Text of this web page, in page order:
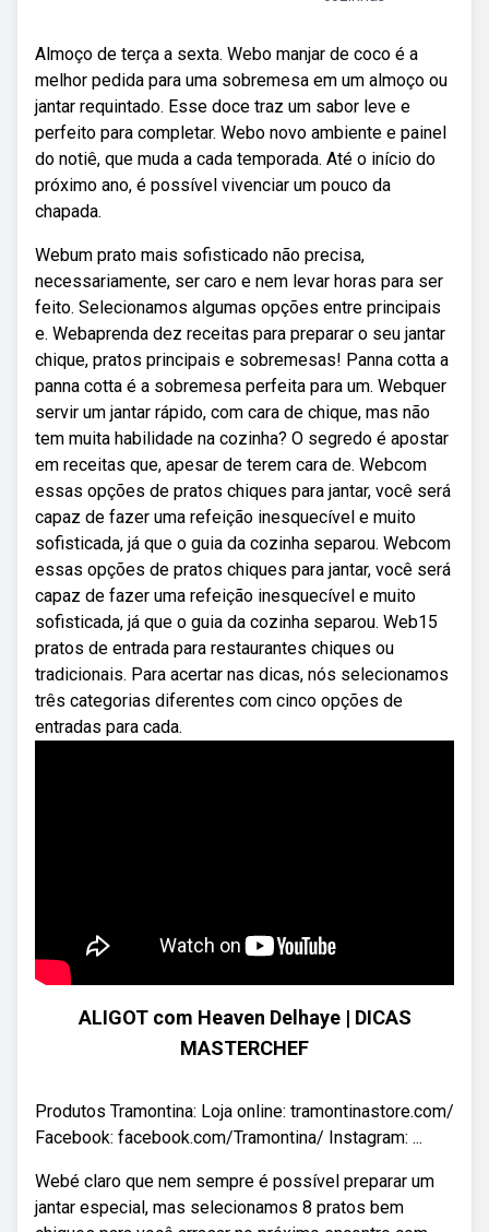
Almoço de terça a sexta. Webo manjar de coco é a
melhor pedida para uma sobremesa em um almoço ou
jantar requintado. Esse doce traz um sabor leve e
perfeito para completar. Webo novo ambiente e painel
do notiê, que muda a cada temporada. Até o início do
próximo ano, é possível vivenciar um pouco da
chapada.
Webum prato mais sofisticado não precisa,
necessariamente, ser caro e nem levar horas para ser
feito. Selecionamos algumas opções entre principais
e. Webaprenda dez receitas para preparar o seu jantar
chique, pratos principais e sobremesas! Panna cotta a
panna cotta é a sobremesa perfeita para um. Webquer
servir um jantar rápido, com cara de chique, mas não
tem muita habilidade na cozinha? O segredo é apostar
em receitas que, apesar de terem cara de. Webcom
essas opções de pratos chiques para jantar, você será
capaz de fazer uma refeição inesquecível e muito
sofisticada, já que o guia da cozinha separou. Webcom
essas opções de pratos chiques para jantar, você será
capaz de fazer uma refeição inesquecível e muito
sofisticada, já que o guia da cozinha separou. Web15
pratos de entrada para restaurantes chiques ou
tradicionais. Para acertar nas dicas, nós selecionamos
três categorias diferentes com cinco opções de
entradas para cada.
ALIGOT com Heaven Delhaye | DICAS
MASTERCHEF
Produtos Tramontina: Loja online: tramontinastore.com/
Facebook: facebook.com/Tramontina/ Instagram: ...
Webé claro que nem sempre é possível preparar um
jantar especial, mas selecionamos 8 pratos bem